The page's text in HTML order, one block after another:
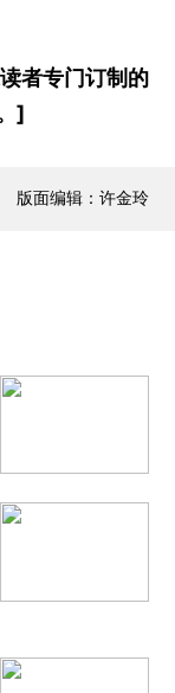
者专门订制的
]
版面编辑：许金玲